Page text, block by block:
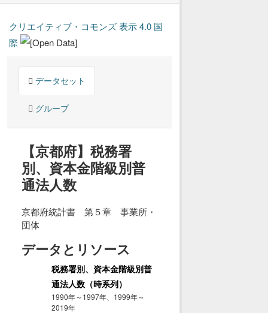
クリエイティブ・コモンズ 表示 4.0 国
際
データセット
グループ
【京都府】税務署
別、資本金階級別普
通法人数
京都府統計書 第５章 事業所・
団体
データとリソース
税務署別、資本金階級別普
通法人数（時系列）
1990年～1997年、1999年～
2019年